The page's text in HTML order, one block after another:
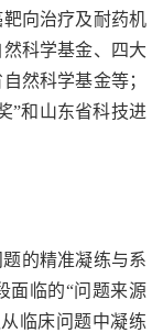
向治疗及耐药机
科学基金、四大
然科学基金等；
”和山东省科技进
的精准凝练与系
面临的“问题来源
临床问题中凝练